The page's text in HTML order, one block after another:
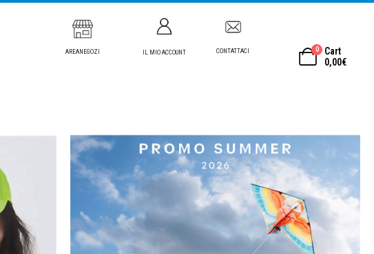
AREANEGOZI IL MIO ACCOUNT CONTATTACI 0
Cart
0,00€